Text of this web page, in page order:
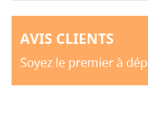
AVIS CLIENTS
Soyez le premier à